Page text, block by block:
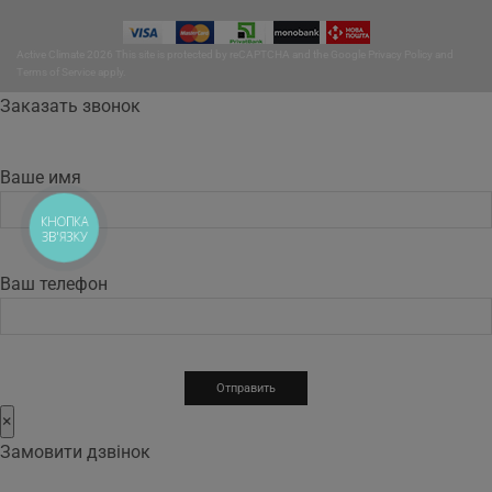
Заказать звонок
Ваше имя
Ваш телефон
×
Замовити дзвінок
КНОПКА
ЗВ'ЯЗКУ